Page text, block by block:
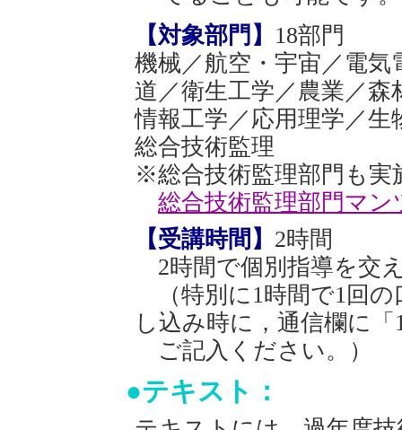
【対象部門】 18部門
機械／航空・宇宙／電気
道／衛生工学／農業／森
情報工学／応用理学／生
総合技術監理
※総合技術監理部門も実
総合技術監理部門マ
【受講時間】 2時間
2時間で個別指導を交
（特別に1時間で1回の
し込み時に，通信欄に
ご記入ください。）
●テキスト：